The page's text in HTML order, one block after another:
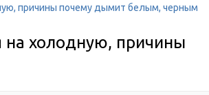
причины почему дымит белым, черным
на холодную, причины